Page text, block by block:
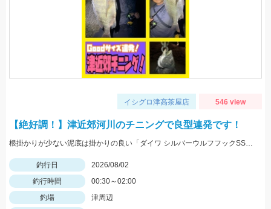
イシグロ津高茶屋店 546 view
【絶好調！】津近郊河川のチニングで良型連発です！
根掛かりが少ない泥底は掛かりの良い「ダイワ シルバーウルフフックSSストレート」「がまかつ 触角フック」がGOOD！
釣行日
2026/08/02
釣行時間
00:30～02:00
釣場
津周辺